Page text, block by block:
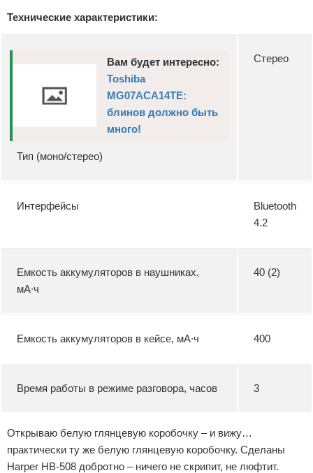
Технические характеристики:
Вам будет интересно:
Toshiba
MG07ACA14TE:
блинов должно быть
много!
Тип (моно/стерео)
Стерео
Интерфейсы
Bluetooth
4.2
Емкость аккумуляторов в наушниках,
мА∙ч
40 (2)
Емкость аккумуляторов в кейсе, мА∙ч 400
Время работы в режиме разговора, часов 3
Открываю белую глянцевую коробочку – и вижу…
практически ту же белую глянцевую коробочку. Сделаны
Harper HB-508 добротно – ничего не скрипит, не люфтит.